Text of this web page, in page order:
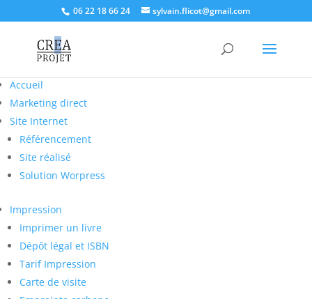
06 22 18 66 24 sylvain.flicot@gmail.com
Accueil
Marketing direct
Site Internet
Référencement
Site réalisé
Solution Worpress
Impression
Imprimer un livre
Dépôt légal et ISBN
Tarif Impression
Carte de visite